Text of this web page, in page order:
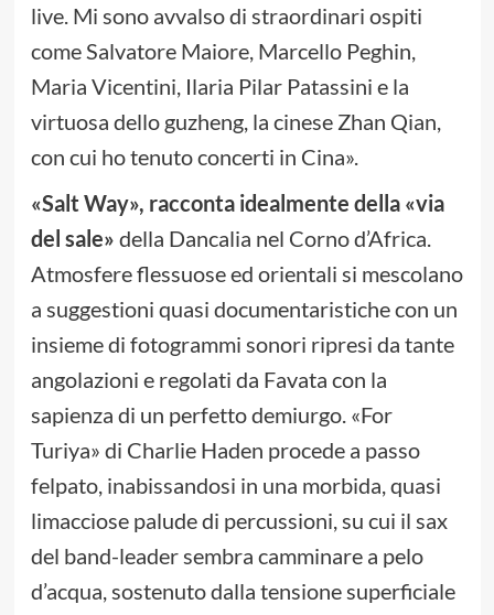
live. Mi sono avvalso di straordinari ospiti
come Salvatore Maiore, Marcello Peghin,
Maria Vicentini, Ilaria Pilar Patassini e la
virtuosa dello guzheng, la cinese Zhan Qian,
con cui ho tenuto concerti in Cina».
«Salt Way», racconta idealmente della «via
del sale» della Dancalia nel Corno d’Africa.
Atmosfere flessuose ed orientali si mescolano
a suggestioni quasi documentaristiche con un
insieme di fotogrammi sonori ripresi da tante
angolazioni e regolati da Favata con la
sapienza di un perfetto demiurgo. «For
Turiya» di Charlie Haden procede a passo
felpato, inabissandosi in una morbida, quasi
limacciose palude di percussioni, su cui il sax
del band-leader sembra camminare a pelo
d’acqua, sostenuto dalla tensione superficiale